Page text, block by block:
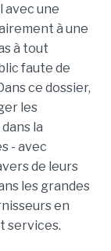
avec une
à une
à tout
faute de
ce dossier,
les
la
- avec
de leurs
les grandes
en
services.